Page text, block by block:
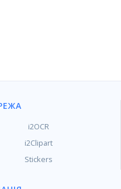
i2OCR
i2Clipart
Stickers